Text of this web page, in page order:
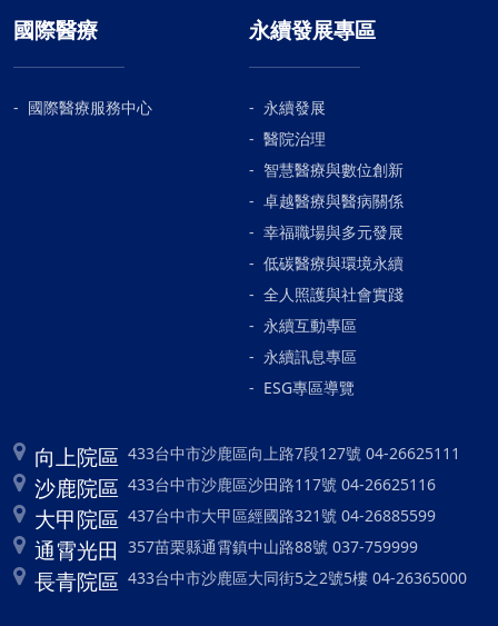
國際醫療
國際醫療服務中心
永續發展專區
永續發展
醫院治理
智慧醫療與數位創新
卓越醫療與醫病關係
幸福職場與多元發展
低碳醫療與環境永續
全人照護與社會實踐
永續互動專區
永續訊息專區
ESG專區導覽
向上院區 433台中市沙鹿區向上路7段127號 04-26625111
沙鹿院區 433台中市沙鹿區沙田路117號 04-26625116
大甲院區 437台中市大甲區經國路321號 04-26885599
通霄光田 357苗栗縣通霄鎮中山路88號 037-759999
長青院區 433台中市沙鹿區大同街5之2號5樓 04-26365000